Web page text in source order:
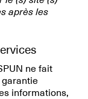
après les
ne fait
informations,